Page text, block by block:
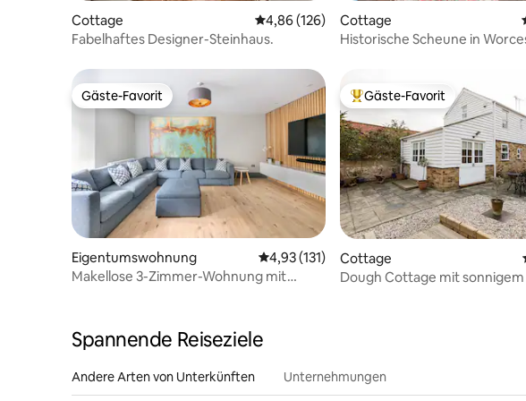
Cottage Durchschnittliche Bewertung: 4,86 von 5,
4,86 (126)
Fabelhaftes Designer-Steinhaus.
Cottage
Historische Scheune in
Gäste-Favorit
Gäste-Favorit
Eigentumswohnung Durchschnittliche Bewertung: 4,93 von 5,
4,93 (131)
Makellose 3-Zimmer-Wohnung mit
Beliebter Gäste-Favorit.
Gäste-Favorit
Cottage
Dough Cottage mit
Spannende Reiseziele
Andere Arten von Unterkünften Unternehmungen